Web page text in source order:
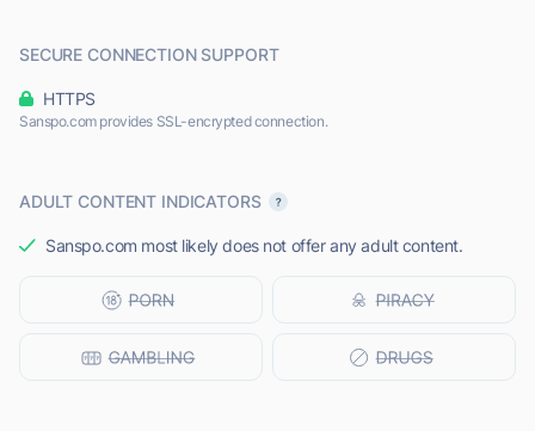
SECURE CONNECTION SUPPORT
HTTPS
Sanspo.com provides SSL-encrypted connection.
ADULT CONTENT INDICATORS
Sanspo.com most likely does not offer any adult content.